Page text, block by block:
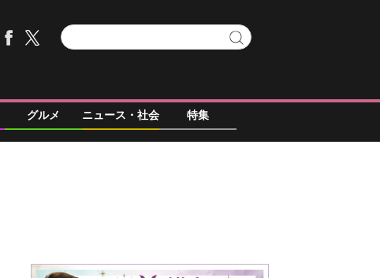
グルメ ニュース・社会 特集